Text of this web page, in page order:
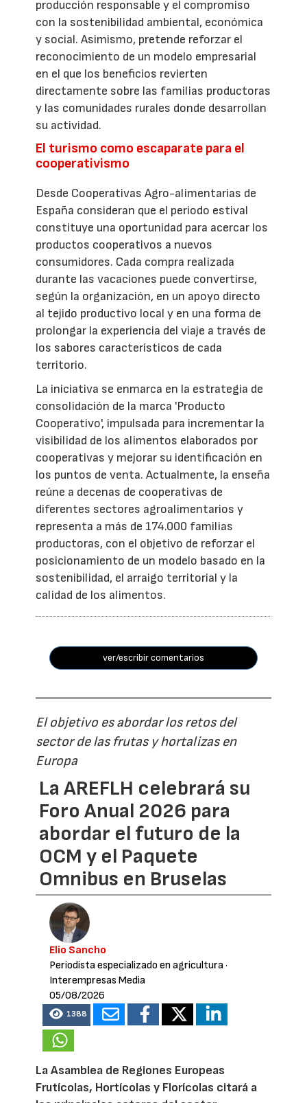
producción responsable y el compromiso
con la sostenibilidad ambiental, económica
y social. Asimismo, pretende reforzar el
reconocimiento de un modelo empresarial
en el que los beneficios revierten
directamente sobre las familias productoras
y las comunidades rurales donde desarrollan
su actividad.
El turismo como escaparate para el
cooperativismo
Desde Cooperativas Agro-alimentarias de
España consideran que el periodo estival
constituye una oportunidad para acercar los
productos cooperativos a nuevos
consumidores. Cada compra realizada
durante las vacaciones puede convertirse,
según la organización, en un apoyo directo
al tejido productivo local y en una forma de
prolongar la experiencia del viaje a través de
los sabores característicos de cada
territorio.
La iniciativa se enmarca en la estrategia de
consolidación de la marca 'Producto
Cooperativo', impulsada para incrementar la
visibilidad de los alimentos elaborados por
cooperativas y mejorar su identificación en
los puntos de venta. Actualmente, la enseña
reúne a decenas de cooperativas de
diferentes sectores agroalimentarios y
representa a más de 174.000 familias
productoras, con el objetivo de reforzar el
posicionamiento de un modelo basado en la
sostenibilidad, el arraigo territorial y la
calidad de los alimentos.
ver/escribir comentarios
El objetivo es abordar los retos del
sector de las frutas y hortalizas en
Europa
La AREFLH celebrará su
Foro Anual 2026 para
abordar el futuro de la
OCM y el Paquete
Omnibus en Bruselas
Elio Sancho
Periodista especializado en agricultura·
Interempresas Media
05/08/2026
1388
La Asamblea de Regiones Europeas
Frutícolas, Hortícolas y Florícolas citará a